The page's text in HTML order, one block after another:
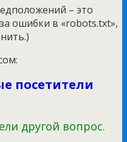
– это
ошибки в «robots.txt»,
посетители
другой вопрос.